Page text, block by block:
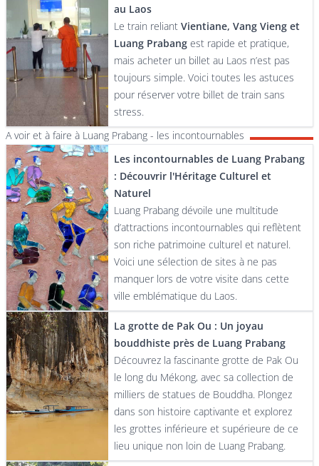
au Laos
Le train reliantVientiane, Vang Vieng et
Luang Prabang est rapide et pratique,
mais acheter un billet au Laos n’est pas
toujours simple. Voici toutes les astuces
pour réserver votre billet de train sans
stress.
A voir et à faire à Luang Prabang - les incontournables
Les incontournables de Luang Prabang
: Découvrir l'Héritage Culturel et
Naturel
Luang Prabang dévoile une multitude
d’attractions incontournables qui reflètent
son riche patrimoine culturel et naturel.
Voici une sélection de sites à ne pas
manquer lors de votre visite dans cette
ville emblématique du Laos.
La grotte de Pak Ou : Un joyau
bouddhiste près de Luang Prabang
Découvrez la fascinante grotte de Pak Ou
le long du Mékong, avec sa collection de
milliers de statues de Bouddha. Plongez
dans son histoire captivante et explorez
les grottes inférieure et supérieure de ce
lieu unique non loin de Luang Prabang.